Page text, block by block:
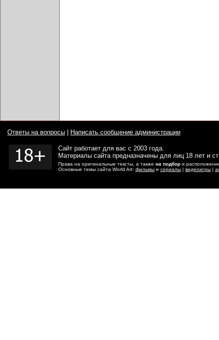
Ответы на вопросы Написать сообщение администрации
Сайт работает для вас с 2003 года.
Материалы сайта предназначены для лиц 18 лет и
Права на оригинальные тексты, а также на подбор и
Основные темы сайта World Art: фильмы и сериалы | видеоигры |